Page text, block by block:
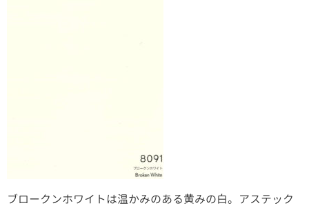
ブロークンホワイトは温かみのある黄みの白。アステック